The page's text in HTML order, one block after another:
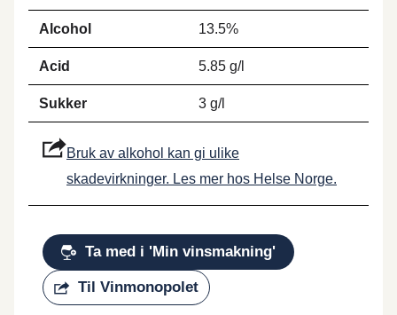
Alcohol 13.5%
Acid 5.85 g/l
Sukker 3 g/l
Bruk av alkohol kan gi ulike
skadevirkninger. Les mer hos Helse Norge.
Ta med i 'Min vinsmakning'
Til Vinmonopolet